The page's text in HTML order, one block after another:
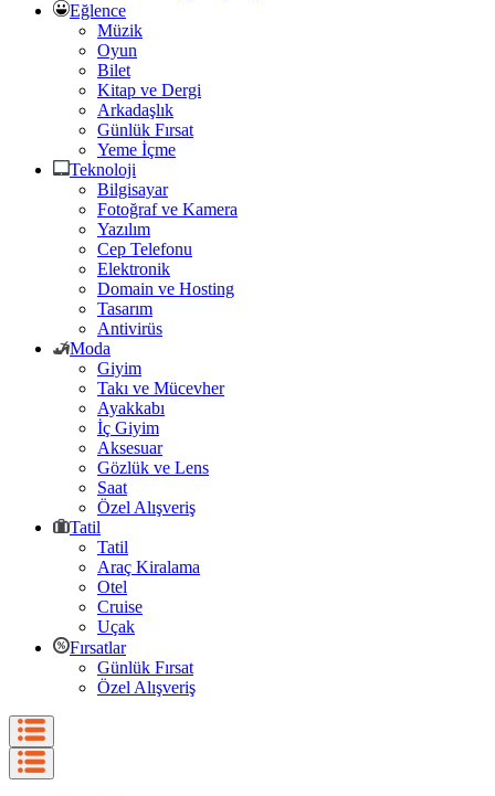
Eğlence
Müzik
Oyun
Bilet
Kitap ve Dergi
Arkadaşlık
Günlük Fırsat
Yeme İçme
Teknoloji
Bilgisayar
Fotoğraf ve Kamera
Yazılım
Cep Telefonu
Elektronik
Domain ve Hosting
Tasarım
Antivirüs
Moda
Giyim
Takı ve Mücevher
Ayakkabı
İç Giyim
Aksesuar
Gözlük ve Lens
Saat
Özel Alışveriş
Tatil
Tatil
Araç Kiralama
Otel
Cruise
Uçak
Fırsatlar
Günlük Fırsat
Özel Alışveriş